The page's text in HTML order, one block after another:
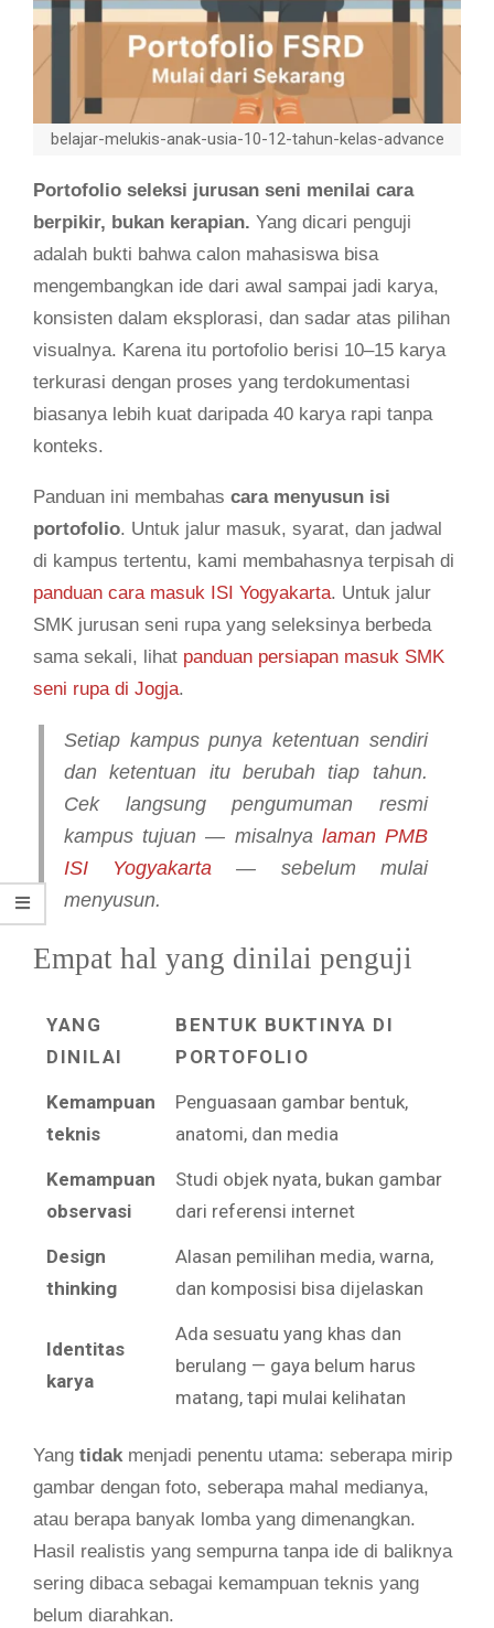
belajar-melukis-anak-usia-10-12-tahun-kelas-advance
Portofolio seleksi jurusan seni menilai cara
berpikir, bukan kerapian. Yang dicari penguji
adalah bukti bahwa calon mahasiswa bisa
mengembangkan ide dari awal sampai jadi karya,
konsisten dalam eksplorasi, dan sadar atas pilihan
visualnya. Karena itu portofolio berisi 10–15 karya
terkurasi dengan proses yang terdokumentasi
biasanya lebih kuat daripada 40 karya rapi tanpa
konteks.
Panduan ini membahas cara menyusun isi
portofolio. Untuk jalur masuk, syarat, dan jadwal
di kampus tertentu, kami membahasnya terpisah di
panduan cara masuk ISI Yogyakarta. Untuk jalur
SMK jurusan seni rupa yang seleksinya berbeda
sama sekali, lihat panduan persiapan masuk SMK
seni rupa di Jogja.
Setiap kampus punya ketentuan sendiri
dan ketentuan itu berubah tiap tahun.
Cek langsung pengumuman resmi
kampus tujuan — misalnya laman PMB
ISI Yogyakarta — sebelum mulai
menyusun.
Empat hal yang dinilai penguji
YANG
DINILAI
BENTUK BUKTINYA DI
PORTOFOLIO
Kemampuan
teknis
Penguasaan gambar bentuk,
anatomi, dan media
Kemampuan
observasi
Studi objek nyata, bukan gambar
dari referensi internet
Design
thinking
Alasan pemilihan media, warna,
dan komposisi bisa dijelaskan
Identitas
karya
Ada sesuatu yang khas dan
berulang — gaya belum harus
matang, tapi mulai kelihatan
Yang tidakmenjadi penentu utama: seberapa mirip
gambar dengan foto, seberapa mahal medianya,
atau berapa banyak lomba yang dimenangkan.
Hasil realistis yang sempurna tanpa ide di baliknya
sering dibaca sebagai kemampuan teknis yang
belum diarahkan.